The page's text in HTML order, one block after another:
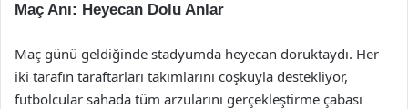
Maç Anı: Heyecan Dolu Anlar
Maç günü geldiğinde stadyumda heyecan doruktaydı. Her
iki tarafın taraftarları takımlarını coşkuyla destekliyor,
futbolcular sahada tüm arzularını gerçekleştirme çabası